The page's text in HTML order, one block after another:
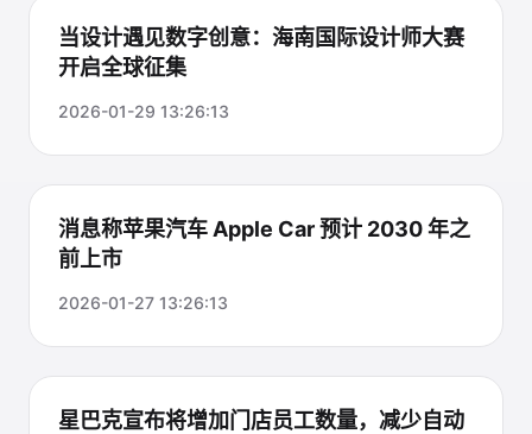
当设计遇见数字创意：海南国际设计师大赛
开启全球征集
2026-01-29 13:26:13
消息称苹果汽车 Apple Car 预计 2030 年之
前上市
2026-01-27 13:26:13
星巴克宣布将增加门店员工数量，减少自动